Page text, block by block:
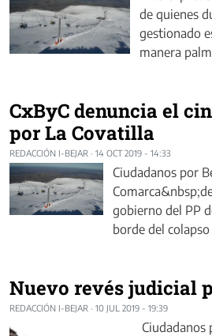
de quienes
gestionado
manera
CxByC denuncia el
por La Covatilla
REDACCIÓN I-BEJAR · 14 OCT 2019 - 14:33
Ciudadanos por
gobierno del PP
borde del colapso
Nuevo revés judicial
REDACCIÓN I-BEJAR · 10 JUL 2019 - 19:39
Ciudadanos